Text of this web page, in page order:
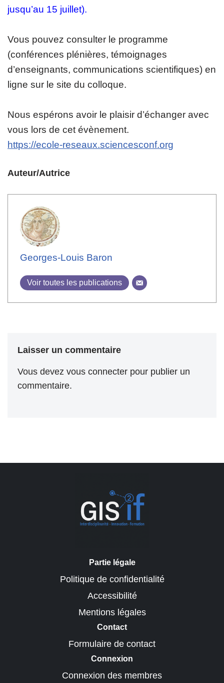
jusqu’au 15 juillet).
Vous pouvez consulter le programme
(conférences plénières, témoignages
d’enseignants, communications scientifiques) en
ligne sur le site du colloque.
Nous espérons avoir le plaisir d’échanger avec
vous lors de cet évènement.
https://ecole-reseaux.sciencesconf.org
Auteur/Autrice
Georges-Louis Baron
Voir toutes les publications
Laisser un commentaire
Vous devez vous connecter pour publier un
commentaire.
Partie légale
Politique de confidentialité
Accessibilité
Mentions légales
Contact
Formulaire de contact
Connexion
Connexion des membres